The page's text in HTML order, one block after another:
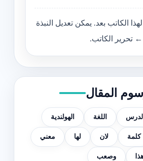
الكاتب بعد. يمكن تعديل النبذة
تحرير الكاتب.
المقال
الدرس اللغة الهولندية
كلمة لان لها معني
وصعب